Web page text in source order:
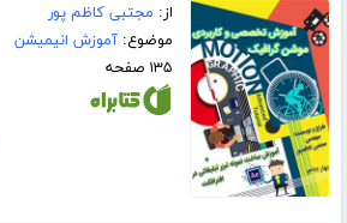
از: مجتبی کاظم پور
موضوع:آموزش انیمیشن
۱۳۵ صفحه